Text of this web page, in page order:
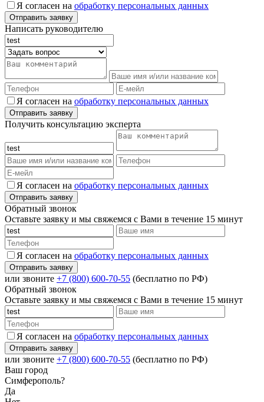
Я согласен на обработку персональных данных
Написать руководителю
Я согласен на обработку персональных данных
Получить консультацию эксперта
Я согласен на обработку персональных данных
Обратный звонок
Оставьте заявку и мы свяжемся с Вами в течение 15 минут
Я согласен на обработку персональных данных
или звоните +7 (800) 600-70-55 (бесплатно по РФ)
Обратный звонок
Оставьте заявку и мы свяжемся с Вами в течение 15 минут
Я согласен на обработку персональных данных
или звоните +7 (800) 600-70-55 (бесплатно по РФ)
Ваш город
Симферополь?
Да